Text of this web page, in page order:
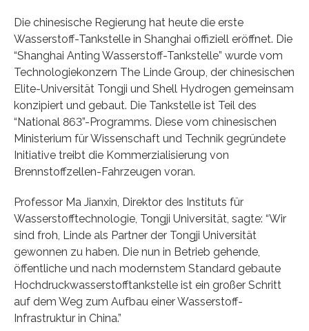
Die chinesische Regierung hat heute die erste
Wasserstoff-Tankstelle in Shanghai offiziell eröffnet. Die
“Shanghai Anting Wasserstoff-Tankstelle” wurde vom
Technologiekonzern The Linde Group, der chinesischen
Elite-Universität Tongji und Shell Hydrogen gemeinsam
konzipiert und gebaut. Die Tankstelle ist Teil des
“National 863”-Programms. Diese vom chinesischen
Ministerium für Wissenschaft und Technik gegründete
Initiative treibt die Kommerzialisierung von
Brennstoffzellen-Fahrzeugen voran.
Professor Ma Jianxin, Direktor des Instituts für
Wasserstofftechnologie, Tongji Universität, sagte: “Wir
sind froh, Linde als Partner der Tongji Universität
gewonnen zu haben. Die nun in Betrieb gehende,
öffentliche und nach modernstem Standard gebaute
Hochdruckwasserstofftankstelle ist ein großer Schritt
auf dem Weg zum Aufbau einer Wasserstoff-
Infrastruktur in China.”